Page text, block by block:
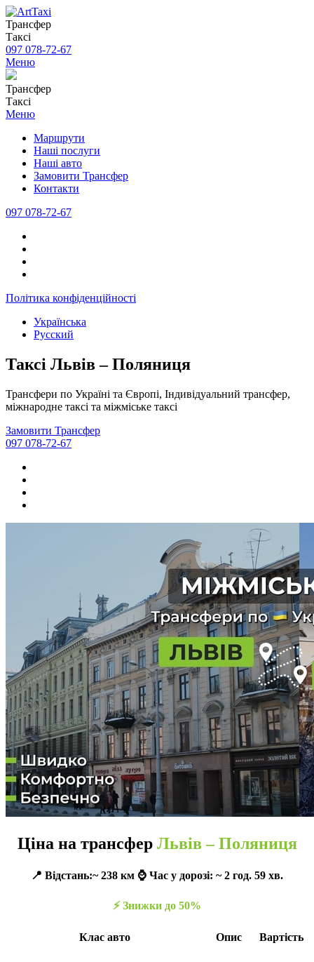
Трансфер
Таксі
097 078-72-67
Меню
Трансфер
Таксі
Меню
Маршрути
Наші послуги
Наші авто
Замовити Трансфер
Контакти
097 078-72-67
Політика конфіденційності
Українська
Русский
Таксі Львів – Поляниця
Трансфери по Україні та Європі, Індивідуальний трансфер,
міжнародне таксі та міжміське таксі
Замовити Трансфер
097 078-72-67
Ціна на трансфер Львів – Поляниця
📍 Відстань:~ 238 км ⌚️ Час у дорозі: ~ 2 год. 59 хв.
⚡️ Знижки до 50%
Клас авто Опис Вартість